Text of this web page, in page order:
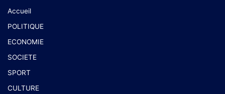
Accueil
POLITIQUE
ECONOMIE
SOCIETE
SPORT
CULTURE